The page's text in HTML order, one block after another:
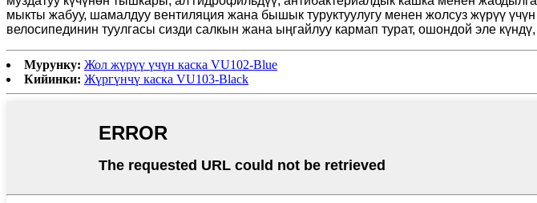
мыкты жабуу, шамалдуу вентиляция жана бышык туруктуулугу менен жолсуз жүрүү
велосипединин туулгасы сизди салкын жана ыңгайлуу кармап турат, ошондой эле
Мурунку: Жол жүрүү үчүн каска VU102-Blue
Кийинки: Жүргүнчү каска VU103-Black